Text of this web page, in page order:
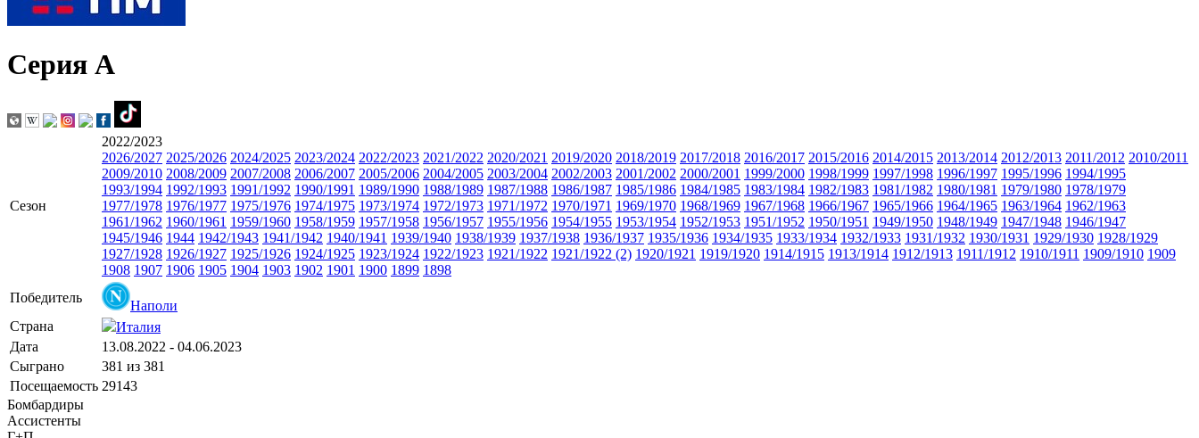
Серия А
Сезон
2022/2023
2026/2027 2025/2026 2024/2025 2023/2024 2022/2023 2021/2022 2020/2021 2019/2020 2018/2019 2017/2018 2016/2017 2015/2016 2014/2015 2013/2014 2012/2013 2011/2012 2010/2011
2009/2010 2008/2009 2007/2008 2006/2007 2005/2006 2004/2005 2003/2004 2002/2003 2001/2002 2000/2001 1999/2000 1998/1999 1997/1998 1996/1997 1995/1996 1994/1995
1993/1994 1992/1993 1991/1992 1990/1991 1989/1990 1988/1989 1987/1988 1986/1987 1985/1986 1984/1985 1983/1984 1982/1983 1981/1982 1980/1981 1979/1980 1978/1979
1977/1978 1976/1977 1975/1976 1974/1975 1973/1974 1972/1973 1971/1972 1970/1971 1969/1970 1968/1969 1967/1968 1966/1967 1965/1966 1964/1965 1963/1964 1962/1963
1961/1962 1960/1961 1959/1960 1958/1959 1957/1958 1956/1957 1955/1956 1954/1955 1953/1954 1952/1953 1951/1952 1950/1951 1949/1950 1948/1949 1947/1948 1946/1947
1945/1946 1944 1942/1943 1941/1942 1940/1941 1939/1940 1938/1939 1937/1938 1936/1937 1935/1936 1934/1935 1933/1934 1932/1933 1931/1932 1930/1931 1929/1930 1928/1929
1927/1928 1926/1927 1925/1926 1924/1925 1923/1924 1922/1923 1921/1922 1921/1922 (2) 1920/1921 1919/1920 1914/1915 1913/1914 1912/1913 1911/1912 1910/1911 1909/1910 1909
1908 1907 1906 1905 1904 1903 1902 1901 1900 1899 1898
Победитель
Наполи
Страна
Италия
Дата
13.08.2022 - 04.06.2023
Сыграно
381 из 381
Посещаемость 29143
Бомбардиры
Ассистенты